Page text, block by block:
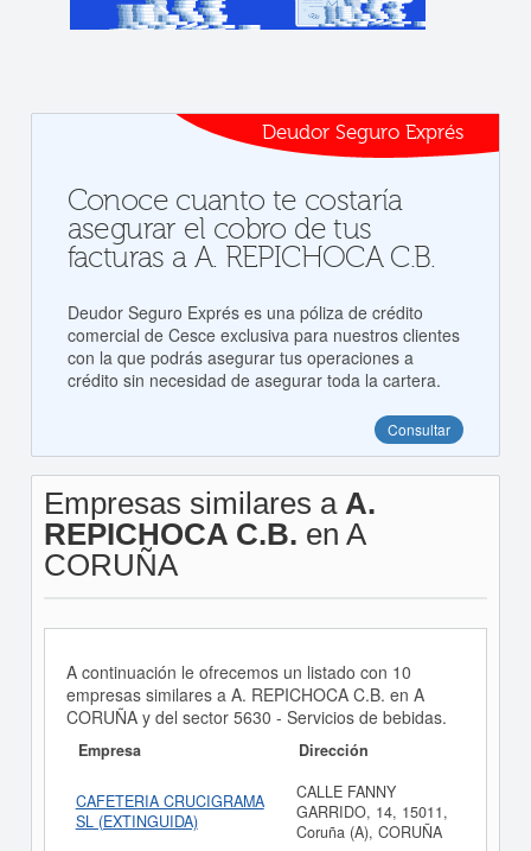
Deudor Seguro Exprés
Conoce cuanto te costaría
asegurar el cobro de tus
facturas a A. REPICHOCA C.B.
Deudor Seguro Exprés es una póliza de crédito
comercial de Cesce exclusiva para nuestros clientes
con la que podrás asegurar tus operaciones a
crédito sin necesidad de asegurar toda la cartera.
Consultar
Empresas similares a A.
REPICHOCA C.B. en A
CORUÑA
A continuación le ofrecemos un listado con 10
empresas similares a A. REPICHOCA C.B. en A
CORUÑA y del sector 5630 - Servicios de bebidas.
Empresa Dirección
CAFETERIA CRUCIGRAMA
SL (EXTINGUIDA)
CALLE FANNY
GARRIDO, 14, 15011,
Coruña (A), CORUÑA